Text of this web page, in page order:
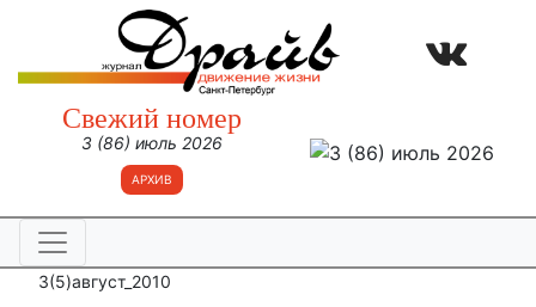
Свежий номер
3 (86) июль 2026
АРХИВ
3(5)август_2010